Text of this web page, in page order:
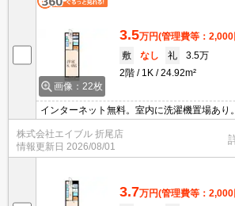
画像：22枚
3.5万円(管理費等：2,000
敷
なし 礼
3.5万
2階
1K 24.92m²
インターネット無料。室内に洗濯機置場あり
5ヵ月分(税込)。洗面化粧台付き。引越指定
（賃料総額に対し、初回額50％、月額2％）
株式会社エイブル 折尾店
情報更新日 2026/08/01
3.7万円(管理費等：2,000